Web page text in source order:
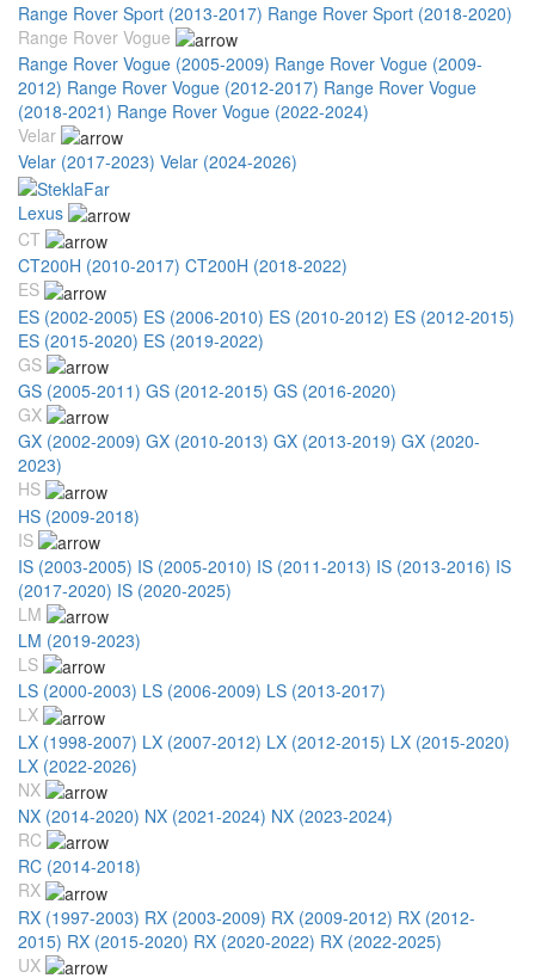
Range Rover Sport (2013-2017) Range Rover Sport (2018-2020)
Range Rover Vogue
Range Rover Vogue (2005-2009) Range Rover Vogue (2009-
2012) Range Rover Vogue (2012-2017) Range Rover Vogue
(2018-2021) Range Rover Vogue (2022-2024)
Velar
Velar (2017-2023) Velar (2024-2026)
Lexus
CT
CT200H (2010-2017) CT200H (2018-2022)
ES
ES (2002-2005) ES (2006-2010) ES (2010-2012) ES (2012-2015)
ES (2015-2020) ES (2019-2022)
GS
GS (2005-2011) GS (2012-2015) GS (2016-2020)
GX
GX (2002-2009) GX (2010-2013) GX (2013-2019) GX (2020-
2023)
HS
HS (2009-2018)
IS
IS (2003-2005) IS (2005-2010) IS (2011-2013) IS (2013-2016) IS
(2017-2020) IS (2020-2025)
LM
LM (2019-2023)
LS
LS (2000-2003) LS (2006-2009) LS (2013-2017)
LX
LX (1998-2007) LX (2007-2012) LX (2012-2015) LX (2015-2020)
LX (2022-2026)
NX
NX (2014-2020) NX (2021-2024) NX (2023-2024)
RC
RC (2014-2018)
RX
RX (1997-2003) RX (2003-2009) RX (2009-2012) RX (2012-
2015) RX (2015-2020) RX (2020-2022) RX (2022-2025)
UX